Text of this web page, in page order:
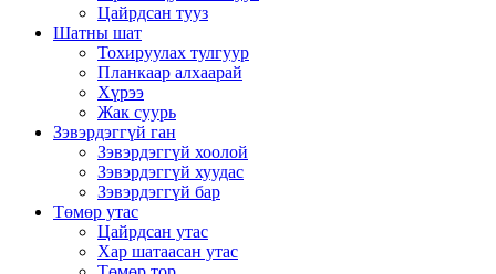
Цайрдсан тууз
Шатны шат
Тохируулах тулгуур
Планкаар алхаарай
Хүрээ
Жак суурь
Зэвэрдэггүй ган
Зэвэрдэггүй хоолой
Зэвэрдэггүй хуудас
Зэвэрдэггүй бар
Төмөр утас
Цайрдсан утас
Хар шатаасан утас